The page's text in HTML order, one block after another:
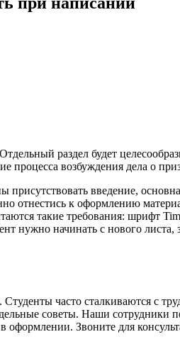
раздел будет
процесса возбуждения дела о
введение,
отнестись к оформлению
такие требования: шрифт
нужно начинать с нового
часто сталкиваются с
советы. Наши сотрудники
Звоните для